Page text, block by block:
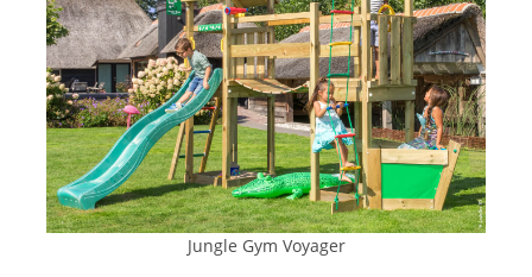
Jungle Gym Voyager